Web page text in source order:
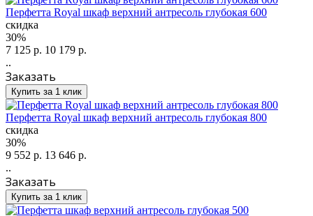
Перфетта Royal шкаф верхний антресоль глубокая 600
скидка
30%
7 125 р. 10 179 р.
..
Заказать
Купить за 1 клик
Перфетта Royal шкаф верхний антресоль глубокая 800
скидка
30%
9 552 р. 13 646 р.
..
Заказать
Купить за 1 клик